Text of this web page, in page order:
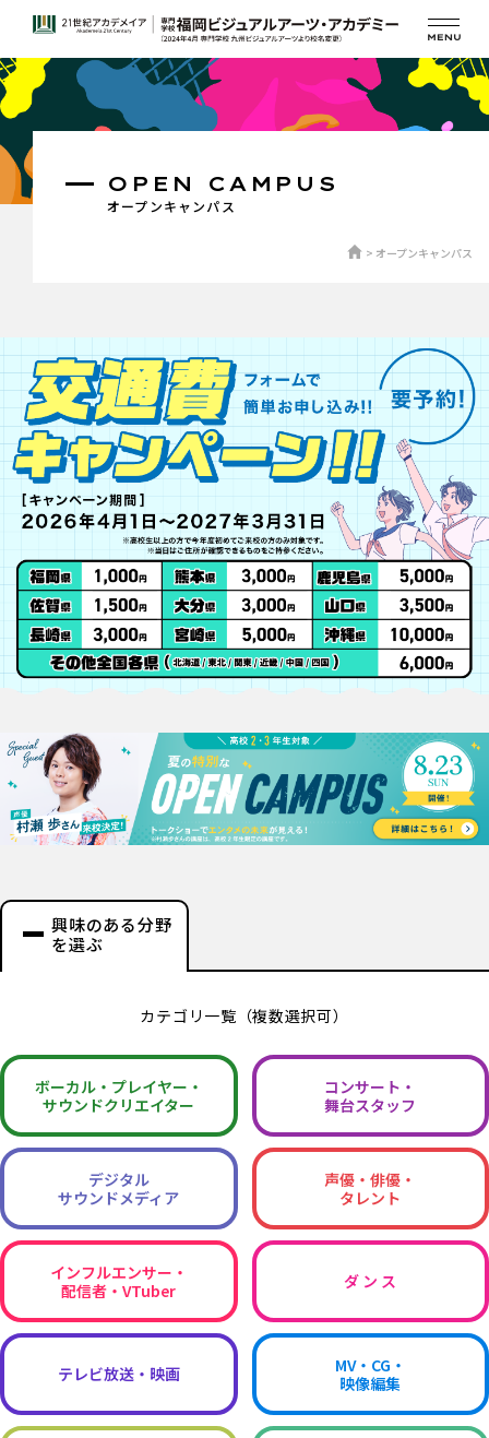
オープンキャンパス
OPEN CAMPUS
オープンキャンパス
興味のある分野
を選ぶ
カテゴリ一覧（複数選択可）
ボーカル・ プレイヤー・
サウンドクリエイター
コンサート・
舞台スタッフ
デジタル
サウンドメディア
声優・俳優・
タレント
インフルエンサー・
配信者・VTuber
ダ ン ス
テレビ放送・映画
MV・CG・
映像編集